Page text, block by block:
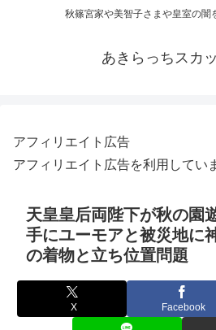
秋篠宮家や美智子さまや皇室の闇
あきらっちスカ
アフィリエイト広告
アフィリエイト広告を利用してい
天皇皇后両陛下が秋の園
手にユーモアと被災地に
の着物と立ち位置問題
X Facebook